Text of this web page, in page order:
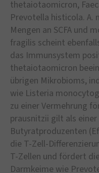
thetaiotaomicron,
Prevotella histicola. A.
Mengen an SCFA und
fragilis scheint
das Immunsystem
thetaiotaomicron
übrigen Mikrobioms,
wie Listeria
zu einer Vermehrung
prausnitzii gilt als
Butyratproduzenten
die T-Zell-
T-Zellen und fördert
Darmkeime wie